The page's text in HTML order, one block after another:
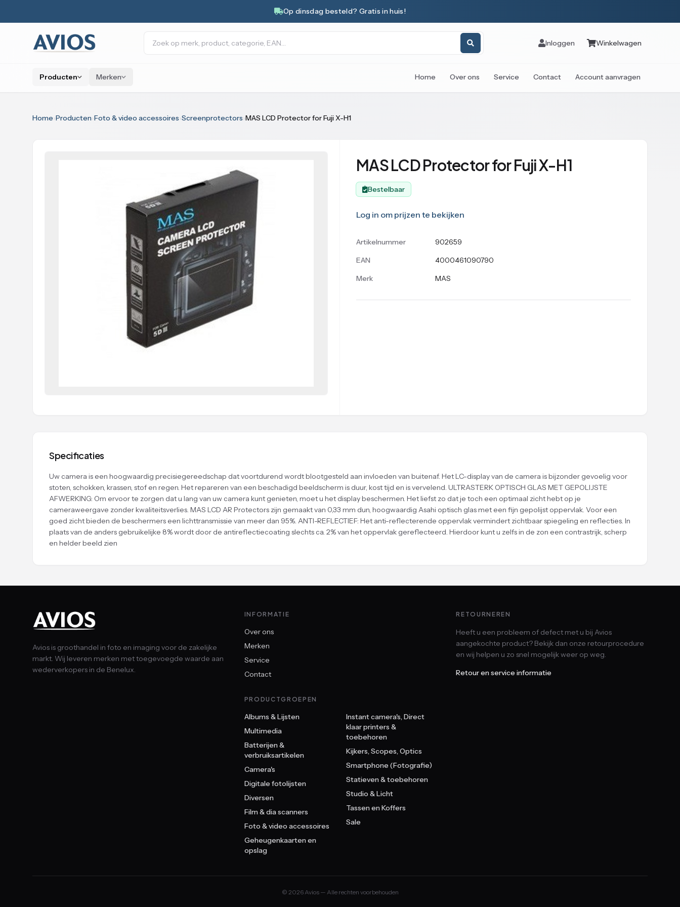
Op dinsdag besteld? Gratis in huis!
Inloggen Winkelwagen
Producten Merken Home Over ons Service Contact Account aanvragen
Home›Producten›Foto & video accessoires›Screenprotectors›MAS LCD Protector for Fuji X-H1
MAS LCD Protector for Fuji X-H1
Bestelbaar
Log in om prijzen te bekijken
Artikelnummer
902659
EAN
4000461090790
Merk
MAS
Specificaties
Uw camera is een hoogwaardig precisiegereedschap dat voortdurend wordt blootgesteld aan invloeden van buitenaf. Het LC-display van de camera is bijzonder gevoelig voor
stoten, schokken, krassen, stof en regen. Het repareren van een beschadigd beeldscherm is duur, kost tijd en is vervelend. ULTRASTERK OPTISCH GLAS MET GEPOLIJSTE
AFWERKING: Om ervoor te zorgen dat u lang van uw camera kunt genieten, moet u het display beschermen. Het liefst zo dat je toch een optimaal zicht hebt op je
cameraweergave zonder kwaliteitsverlies. MAS LCD AR Protectors zijn gemaakt van 0,33 mm dun, hoogwaardig Asahi optisch glas met een fijn gepolijst oppervlak. Voor een
goed zicht bieden de beschermers een lichttransmissie van meer dan 95%. ANTI-REFLECTIEF: Het anti-reflecterende oppervlak vermindert zichtbaar spiegeling en reflecties. In
plaats van de anders gebruikelijke 8% wordt door de antireflectiecoating slechts ca. 2% van het oppervlak gereflecteerd. Hierdoor kunt u zelfs in de zon een contrastrijk, scherp
en helder beeld zien
Avios is groothandel in foto en imaging voor de zakelijke
markt. Wij leveren merken met toegevoegde waarde aan
wederverkopers in de Benelux.
INFORMATIE
Over ons
Merken
Service
Contact
PRODUCTGROEPEN
Albums & Lijsten
Multimedia
Batterijen &
verbruiksartikelen
Camera's
Digitale fotolijsten
Diversen
Film & dia scanners
Foto & video accessoires
Geheugenkaarten en
opslag
Instant camera's, Direct
klaar printers &
toebehoren
Kijkers, Scopes, Optics
Smartphone (Fotografie)
Statieven & toebehoren
Studio & Licht
Tassen en Koffers
Sale
RETOURNEREN
Heeft u een probleem of defect met u bij Avios
aangekochte product? Bekijk dan onze retourprocedure
en wij helpen u zo snel mogelijk weer op weg.
Retour en service informatie
© 2026 Avios — Alle rechten voorbehouden